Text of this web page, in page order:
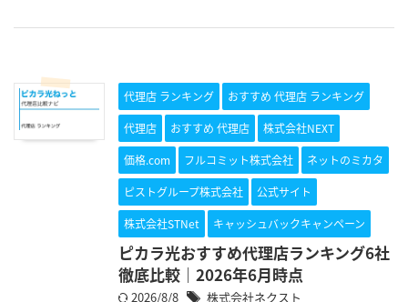
代理店 ランキング おすすめ 代理店 ランキング
代理店 おすすめ 代理店 株式会社NEXT
価格.com フルコミット株式会社 ネットのミカタ
ピストグループ株式会社 公式サイト
株式会社STNet キャッシュバックキャンペーン
ピカラ光おすすめ代理店ランキング6社
徹底比較｜2026年6月時点
2026/8/8 株式会社ネクスト